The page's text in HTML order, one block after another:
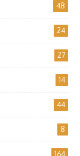
48
24
27
14
44
8
164